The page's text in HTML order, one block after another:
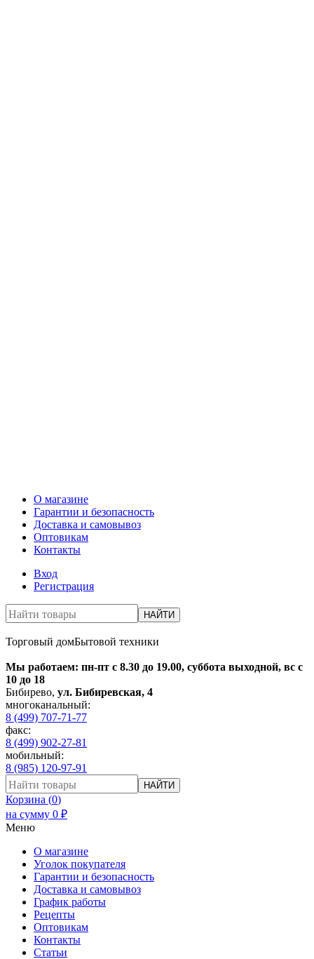
О магазине
Гарантии и безопасность
Доставка и самовывоз
Оптовикам
Контакты
Вход
Регистрация
НАЙТИ
Торговый домБытовой техники
Мы работаем: пн-пт с 8.30 до 19.00, суббота выходной, вс с
10 до 18
Бибирево, ул. Бибиревская, 4
многоканальный:
8 (499) 707-71-77
факс:
8 (499) 902-27-81
мобильный:
8 (985) 120-97-91
НАЙТИ
Корзина (0)
на сумму 0 ₽
Меню
О магазине
Уголок покупателя
Гарантии и безопасность
Доставка и самовывоз
График работы
Рецепты
Оптовикам
Контакты
Статьи